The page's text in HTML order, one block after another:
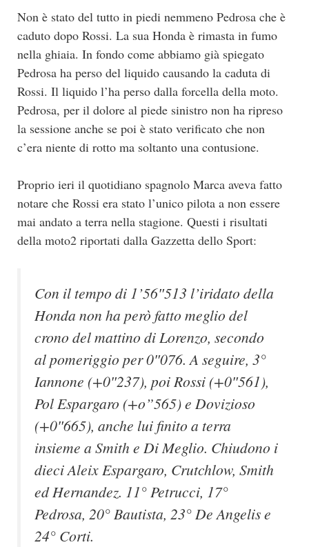
Non è stato del tutto in piedi nemmeno Pedrosa che è
caduto dopo Rossi. La sua Honda è rimasta in fumo
nella ghiaia. In fondo come abbiamo già spiegato
Pedrosa ha perso del liquido causando la caduta di
Rossi. Il liquido l’ha perso dalla forcella della moto.
Pedrosa, per il dolore al piede sinistro non ha ripreso
la sessione anche se poi è stato verificato che non
c’era niente di rotto ma soltanto una contusione.
Proprio ieri il quotidiano spagnolo Marca aveva fatto
notare che Rossi era stato l’unico pilota a non essere
mai andato a terra nella stagione. Questi i risultati
della moto2 riportati dalla Gazzetta dello Sport:
Con il tempo di 1’56″513 l’iridato della
Honda non ha però fatto meglio del
crono del mattino di Lorenzo, secondo
al pomeriggio per 0″076. A seguire, 3°
Iannone (+0″237), poi Rossi (+0″561),
Pol Espargaro (+o”565) e Dovizioso
(+0″665), anche lui finito a terra
insieme a Smith e Di Meglio. Chiudono i
dieci Aleix Espargaro, Crutchlow, Smith
ed Hernandez. 11° Petrucci, 17°
Pedrosa, 20° Bautista, 23° De Angelis e
24° Corti.